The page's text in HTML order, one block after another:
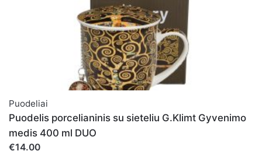
El. paštas
Puodeliai
Puodelis porcelianinis su sieteliu G.Klimt Gyvenimo
medis 400 ml DUO
€14.00